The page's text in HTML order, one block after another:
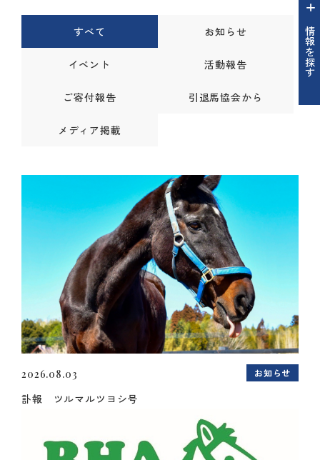
情報を探す
すべて お知らせ
イベント 活動報告
ご寄付報告 引退馬協会から
メディア掲載
2026.08.03 お知らせ
訃報 ツルマルツヨシ号